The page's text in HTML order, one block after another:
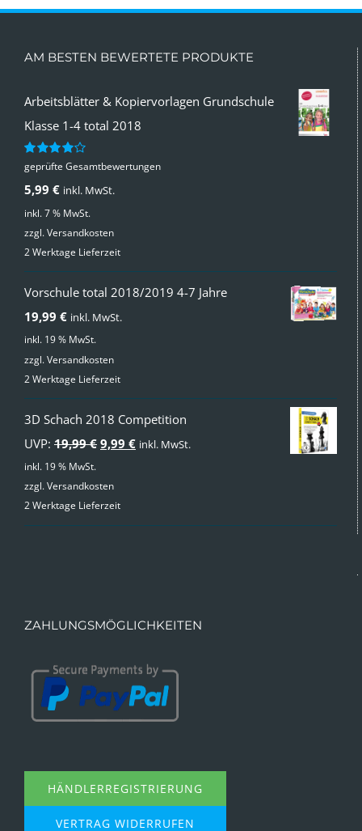
AM BESTEN BEWERTETE PRODUKTE
Arbeitsblätter & Kopiervorlagen Grundschule
Klasse 1-4 total 2018
Bewertet
von 5
geprüfte Gesamtbewertungen
5,99 € inkl. MwSt.
inkl. 7 % MwSt.
zzgl.Versandkosten
2 Werktage Lieferzeit
Vorschule total 2018/2019 4-7 Jahre
19,99 € inkl. MwSt.
inkl. 19 % MwSt.
zzgl.Versandkosten
2 Werktage Lieferzeit
3D Schach 2018 Competition
UVP: 19,99€ Ursprünglicher
war:
9,99 €Aktueller
inkl. MwSt.
inkl. 19 % MwSt.
zzgl.Versandkosten
2 Werktage Lieferzeit
ZAHLUNGSMÖGLICHKEITEN
HÄNDLERREGISTRIERUNG
VERTRAG WIDERRUFEN